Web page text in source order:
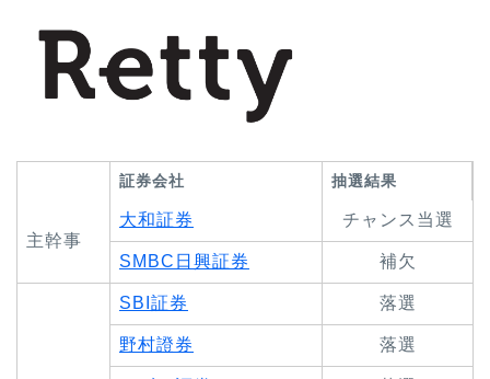
証券会社 抽選結果
主幹事
大和証券 チャンス当選
SMBC日興証券 補欠
SBI証券 落選
野村證券 落選